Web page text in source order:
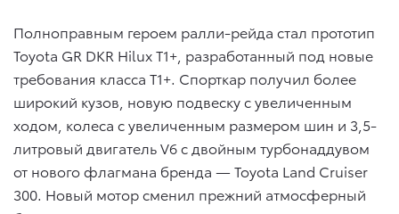
Полноправным героем ралли-рейда стал прототип
Toyota GR DKR Hilux T1+, разработанный под новые
требования класса T1+. Спорткар получил более
широкий кузов, новую подвеску с увеличенным
ходом, колеса с увеличенным размером шин и 3,5-
литровый двигатель V6 с двойным турбонаддувом
от нового флагмана бренда — Toyota Land Cruiser
300. Новый мотор сменил прежний атмосферный